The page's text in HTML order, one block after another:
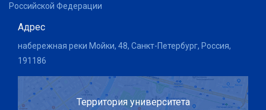
Российской Федерации
Адрес
набережная реки Мойки, 48, Санкт-Петербург, Россия,
191186
Территория университета